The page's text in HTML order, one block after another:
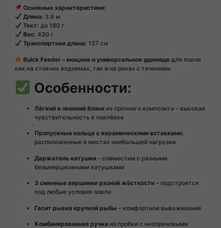
Основные характеристики:
Длина: 3.9 м
Тест: до 180 г
Вес: 430 г
Транспортная длина: 137 см
Buick Feeder – мощное и универсальное удилищедля ловли
как на стоячих водоемах, так и на реках с течением.
Особенности:
Лёгкий и звонкий бланк из прочного композита – высокая
чувствительность к поклёвке
Пропускные кольца с керамическими вставками,
расположенные в местах наибольшей нагрузки
Держатель катушки – совместим с разными
безынерционными катушками
3 сменные вершинки разной жёсткости – подстроятся
под любые условия ловли
Гасит рывки крупной рыбы – комфортное вываживание
Комбинированная ручка из пробки с неопреновыми